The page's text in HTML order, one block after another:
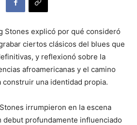
Stones explicó por qué consideró
ciertos clásicos del blues que
y reflexionó sobre la
afroamericanas y el camino
construir una identidad propia.
irrumpieron en la escena
debut profundamente influenciado